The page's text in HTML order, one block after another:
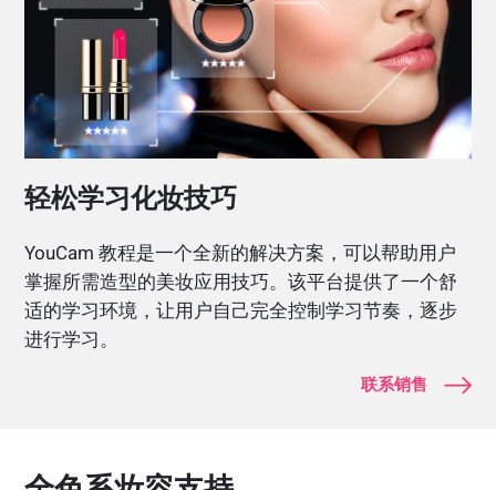
轻松学习化妆技巧
YouCam 教程是一个全新的解决方案，可以帮助用户
掌握所需造型的美妆应用技巧。该平台提供了一个舒
适的学习环境，让用户自己完全控制学习节奏，逐步
进行学习。
联系销售